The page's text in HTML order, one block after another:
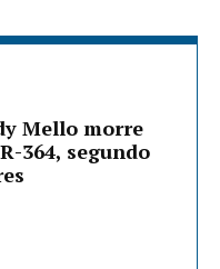
Mello morre
364, segundo